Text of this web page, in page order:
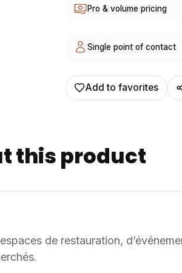
l’hôtellerie, de
sont adaptables sur
solutions sur mesure à
conçu et ajusté selon les
Pro & volume pricing
Single point of contact
Add to favorites
this product
de restauration,